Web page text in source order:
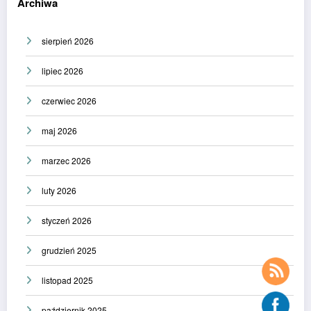
sierpień 2026
lipiec 2026
czerwiec 2026
maj 2026
marzec 2026
luty 2026
styczeń 2026
grudzień 2025
listopad 2025